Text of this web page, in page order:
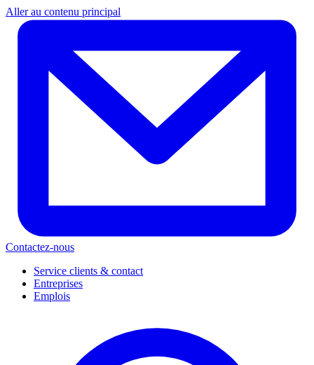
Aller au contenu principal
Contactez-nous
Service clients & contact
Entreprises
Emplois